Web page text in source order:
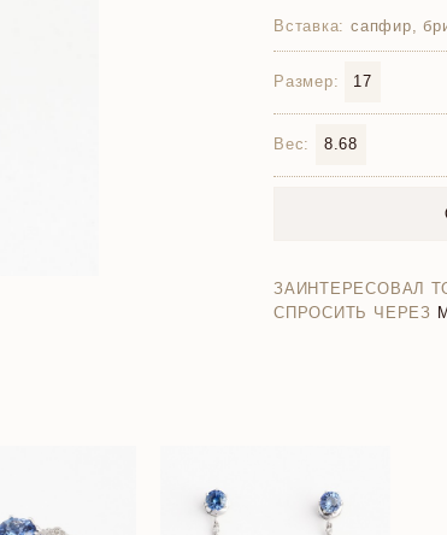
Вставка: сапфир,
Размер: 17
Вес: 8.68
ЗАИНТЕРЕСОВАЛ
СПРОСИТЬ ЧЕРЕЗ